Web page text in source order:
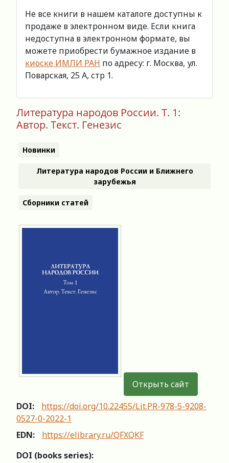
Не все книги в нашем каталоге доступны к
продаже в электронном виде. Если книга
недоступна в электронном формате, вы
можете приобрести бумажное издание в
киоске ИМЛИ РАН по адресу: г. Москва, ул.
Поварская, 25 А, стр 1.
Литература народов России. Т. 1:
Автор. Текст. Генезис
Новинки
Литература народов России и Ближнего
зарубежья
Сборники статей
Открыть сайт
DOI:
https://doi.org/10.22455/Lit.PR-978-5-9208-
0527-0-2022-1
EDN:
https://elibrary.ru/QFXQKF
DOI (books series):